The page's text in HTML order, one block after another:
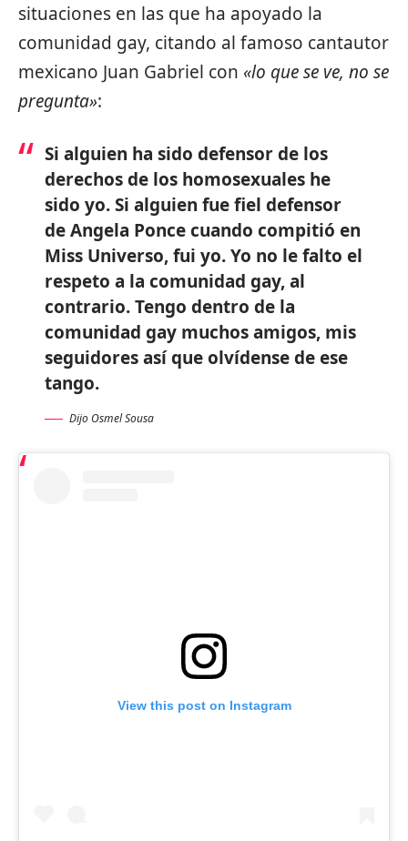
situaciones en las que ha apoyado la
comunidad gay, citando al famoso cantautor
mexicano Juan Gabriel con «lo que se ve, no se
pregunta»:
Si alguien ha sido defensor de los
derechos de los homosexuales he
sido yo. Si alguien fue fiel defensor
de Angela Ponce cuando compitió en
Miss Universo, fui yo. Yo no le falto el
respeto a la comunidad gay, al
contrario. Tengo dentro de la
comunidad gay muchos amigos, mis
seguidores así que olvídense de ese
tango.
Dijo Osmel Sousa
View this post on Instagram